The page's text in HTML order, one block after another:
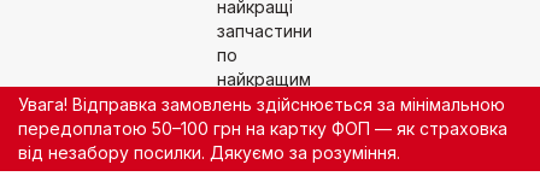
Увага! Відправка замовлень здійснюється за мінімальною
передоплатою 50–100 грн на картку ФОП — як страховка
від незабору посилки. Дякуємо за розуміння.